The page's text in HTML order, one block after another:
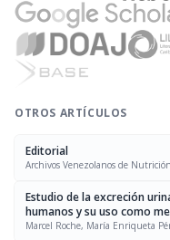
OTROS ARTÍCULOS
Editorial
Archivos Venezolanos de Nutrición
Estudio de la excreción
humanos y su uso como
asociadas con la infección
Marcel Roche, María Enriqueta